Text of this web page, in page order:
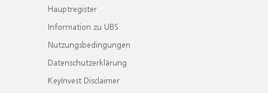
Hauptregister
Information zu UBS
Nutzungsbedingungen
Datenschutzerklärung
KeyInvest Disclaimer